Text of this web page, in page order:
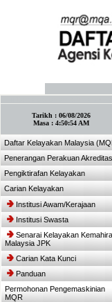
Tarikh : 06/08/2026
Masa : 4:50:54 AM
Daftar Kelayakan Malaysia
Penerangan Perakuan
Pengiktirafan Kelayakan
Carian Kelayakan
Institusi Awam/Kerajaan
Institusi Swasta
Senarai Kelayakan
Malaysia JPK
Carian Kata Kunci
Panduan
Permohonan Pengemaskinian
MQR